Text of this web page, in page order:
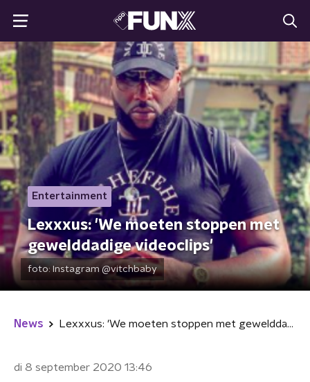
Entertainment
Lexxxus: 'We moeten stoppen met
gewelddadige videoclips'
foto: Instagram @vitchbaby
News Lexxxus: 'We moeten stoppen met gewelddadige videoclips'
di 8 september 2020 13:46